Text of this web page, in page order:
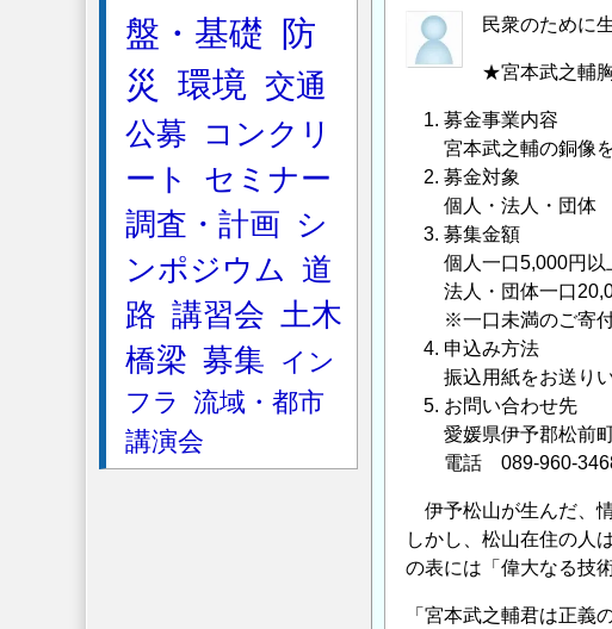
挑
戦
パ
マ
河
放
路
～」
ナ
ー
よ
民衆のために
★宮本武之輔
募金事業内容
宮本武之輔の銅像
募金対象
個人・法人・団体
募集金額
個人一口5,000円以
法人・団体一口
※一口未満のご寄
申込み方法
振込用紙をお送り
お問い合わせ先
愛媛県伊予郡松前
電話 089-960-
伊予松山が生んだ、
しかし、松山在住の人
の表には「偉大なる技
「宮本武之輔君は正
盤・基礎
防
災
環境 交通
公募
コンクリ
ート
セミナー
調査・計画
シ
ンポジウム 道
路 講習会 土木
橋梁 募集
イン
フラ
流域・都市
講演会